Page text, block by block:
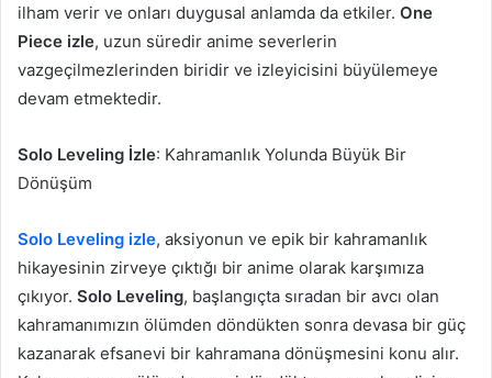
ilham verir ve onları duygusal anlamda da etkiler. One
Piece izle, uzun süredir anime severlerin
vazgeçilmezlerinden biridir ve izleyicisini büyülemeye
devam etmektedir.
Solo Leveling İzle: Kahramanlık Yolunda Büyük Bir
Dönüşüm
Solo Leveling izle, aksiyonun ve epik bir kahramanlık
hikayesinin zirveye çıktığı bir anime olarak karşımıza
çıkıyor. Solo Leveling, başlangıçta sıradan bir avcı olan
kahramanımızın ölümden döndükten sonra devasa bir güç
kazanarak efsanevi bir kahramana dönüşmesini konu alır.